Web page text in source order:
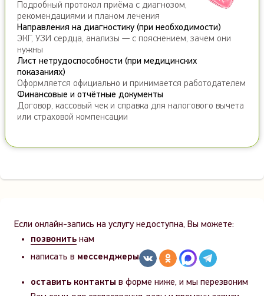
Подробный протокол приёма с диагнозом,
рекомендациями и планом лечения
Направления на диагностику (при необходимости)
ЭКГ, УЗИ сердца, анализы — с пояснением, зачем они
нужны
Лист нетрудоспособности (при медицинских
показаниях)
Оформляется официально и принимается работодателем
Финансовые и отчётные документы
Договор, кассовый чек и справка для налогового вычета
или страховой компенсации
Если онлайн-запись на услугу недоступна, Вы можете:
позвонить нам
написать в мессенджеры
оставить контакты в форме ниже, и мы перезвоним